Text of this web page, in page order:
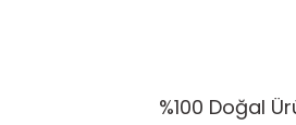
%100 Doğal